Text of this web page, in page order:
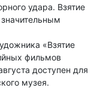
удара. Взятие
«Взятие
фильмов
доступен для
музея.